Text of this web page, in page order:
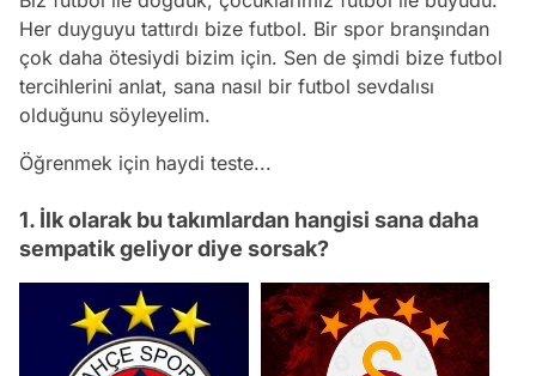
Her duyguyu tattırdı bize futbol. Bir spor branşından
çok daha ötesiydi bizim için. Sen de şimdi bize futbol
tercihlerini anlat, sana nasıl bir futbol sevdalısı
olduğunu söyleyelim.
Öğrenmek için haydi teste...
1. İlk olarak bu takımlardan hangisi sana daha
sempatik geliyor diye sorsak?